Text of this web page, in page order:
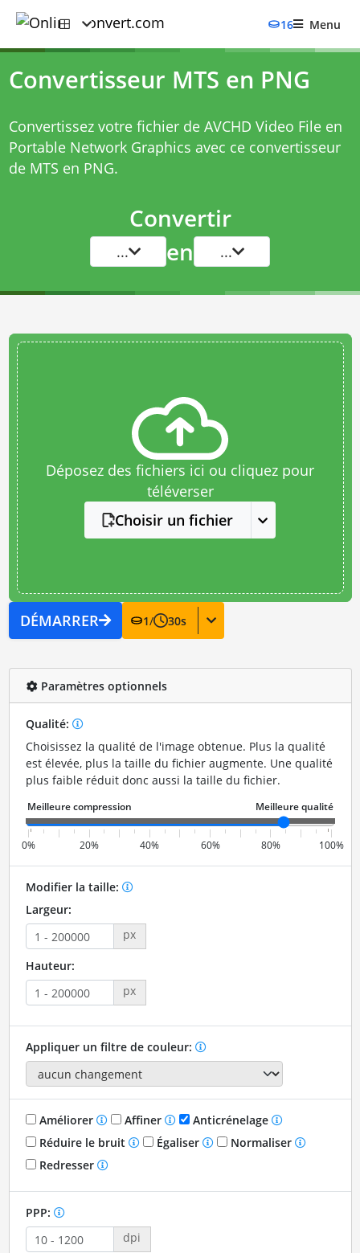
16 Menu
Convertisseur MTS en PNG
Convertissez votre fichier de AVCHD Video File en
Portable Network Graphics avec ce convertisseur
de MTS en PNG.
Convertir
... en ...
Déposez des fichiers ici ou cliquez pour
téléverser
Choisir un fichier
DÉMARRER 1/ 30s
Paramètres optionnels
Qualité:
Choisissez la qualité de l'image obtenue. Plus la qualité
est élevée, plus la taille du fichier augmente. Une qualité
plus faible réduit donc aussi la taille du fichier.
0% 20% 40% 60% 80% 100%
Modifier la taille:
Largeur:
px
Hauteur:
px
Appliquer un filtre de couleur:
Améliorer Affiner
Anticrénelage
Réduire le bruit
Égaliser
Normaliser
Redresser
PPP:
dpi